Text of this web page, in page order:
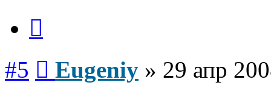
#5 Eugeniy » 29 апр